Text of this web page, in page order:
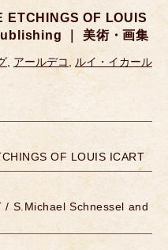
ETCHINGS OF LOUIS
｜ 美術・画集
, アールデコ,ルイ・イカール
OF LOUIS ICART
S.Michael Schnessel and